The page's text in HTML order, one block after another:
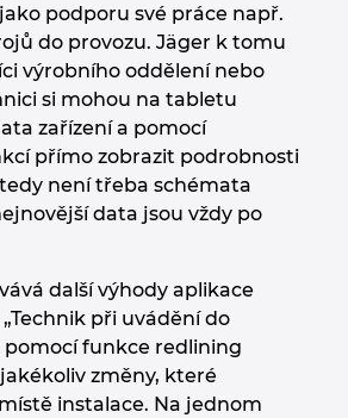
podporu své práce např.
do provozu. Jäger k tomu
výrobního oddělení nebo
si mohou na tabletu
zařízení a pomocí
přímo zobrazit podrobnosti
tedy není třeba schémata
data jsou vždy po
další výhody aplikace
při uvádění do
pomocí funkce redlining
změny, které
instalace. Na jednom